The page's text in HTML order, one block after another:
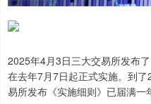
2025年4月3日三大交易所发布
在去年7月7日起正式实施。到
易所发布《实施细则》已届满一